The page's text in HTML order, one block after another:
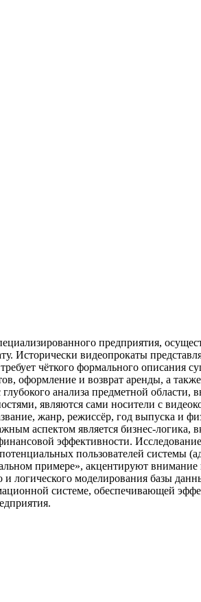
предприятия,
Исторически видеопрокаты
чёткого формального
оформление и возврат аренды, а
анализа предметной области,
являются сами носители с
жанр, режиссёр, год выпуска и
аспектом является бизнес-
эффективности.
пользователей системы
примере», акцентируют
моделирования базы
системе, обеспечивающей